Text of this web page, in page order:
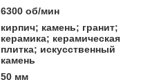
6300 об/мин
кирпич; камень; гранит;
керамика; керамическая
плитка; искусственный
камень
50 мм